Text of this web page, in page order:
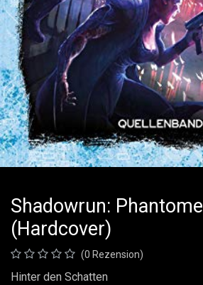
Shadowrun: Phantome
(Hardcover)
(0 Rezension)
Hinter den Schatten